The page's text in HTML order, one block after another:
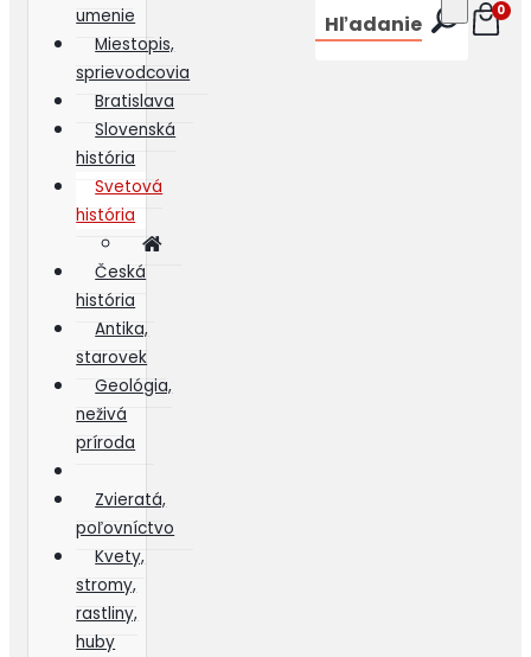
umenie
Miestopis,
sprievodcovia
Bratislava
Slovenská
história
Svetová
história
Česká
história
Antika,
starovek
Geológia,
neživá
príroda
Zvieratá,
poľovníctvo
Kvety,
stromy,
rastliny,
huby
Hľadanie 0